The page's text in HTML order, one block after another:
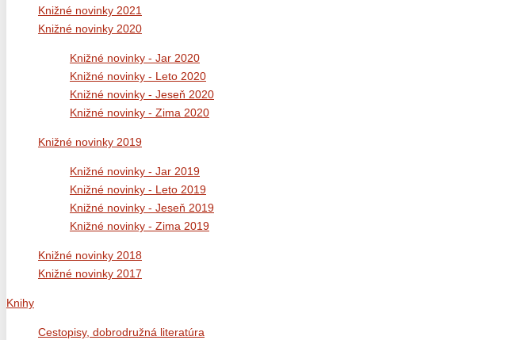
Knižné novinky 2021
Knižné novinky 2020
Knižné novinky - Jar 2020
Knižné novinky - Leto 2020
Knižné novinky - Jeseň 2020
Knižné novinky - Zima 2020
Knižné novinky 2019
Knižné novinky - Jar 2019
Knižné novinky - Leto 2019
Knižné novinky - Jeseň 2019
Knižné novinky - Zima 2019
Knižné novinky 2018
Knižné novinky 2017
Knihy
Cestopisy, dobrodružná literatúra